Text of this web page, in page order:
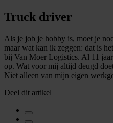
Truck driver
Als je job je hobby is, moet je
maar wat kan ik zeggen: dat is
bij Van Moer Logistics. Al 11
op. Wat voor mij altijd deugd
Niet alleen van mijn eigen
Deel dit artikel